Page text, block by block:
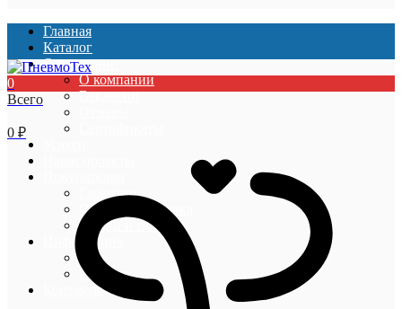
Главная
Каталог
О компании
О компании
Вакансии
Гарантии
Оплата и доставка
Акции и скидки
Информация
Блог
Новости
Контакты
0
Всего
0 ₽